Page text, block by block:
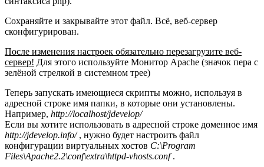
Сохраняйте и закрывайте этот файл. Всё, веб-сервер
сконфигурирован.
После изменения настроек обязательно перезагрузите веб-
сервер! Для этого используйте Монитор Apache (значок пера с
зелёной стрелкой в системном трее)
Теперь запускать имеющиеся скрипты можно, используя в
адресной строке имя папки, в которые они установлены.
Например, http://localhost/jdevelop/
Если вы хотите использовать в адресной строке доменное имя
http://jdevelop.info/, нужно будет настроить файл
конфигурации виртуальных хостов C:\Program
Files\Apache2.2\conf\extra\httpd-vhosts.conf.